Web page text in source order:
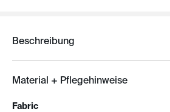
Beschreibung
Material + Pflegehinweise
Fabric